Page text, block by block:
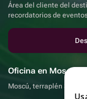
Área del cliente del
recordatorios de
Oficina en Moscú
Moscú, terraplén